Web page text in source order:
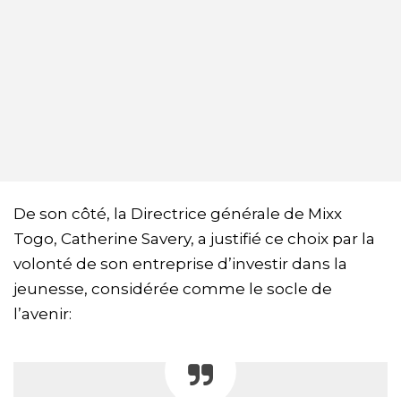
De son côté, la Directrice générale de Mixx
Togo, Catherine Savery, a justifié ce choix par la
volonté de son entreprise d’investir dans la
jeunesse, considérée comme le socle de
l’avenir: